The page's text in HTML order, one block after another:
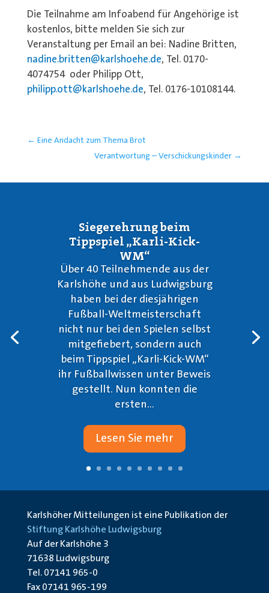
Die Teilnahme am Infoabend für Angehörige ist
kostenlos, bitte melden Sie sich zur
Veranstaltung per Email an bei: Nadine Britten,
nadine.britten@karlshoehe.de, Tel. 0170-
4074754 oder Philipp Ott,
philipp.ott@karlshoehe.de, Tel. 0176-10108144.
← Eine Andacht zum Thema Brot
Verantwortung – Verschickungskinder →
Siegerehrung beim
Tippspiel „Karli-Kick-
WM“
Über 40 Teilnehmende aus der
Karlshöhe und aus Ludwigsburg
haben bei der diesjährigen
Fußball-Weltmeisterschaft
nicht nur bei den Spielen selbst
mitgefiebert, sondern auch
beim Tippspiel „Karli-Kick-WM“
ihr Fußballwissen unter Beweis
gestellt. Nun konnten die
ersten...
Lesen Sie mehr
Karlshöher Mitteilungen ist eine Publikation der
Stiftung Karlshöhe Ludwigsburg
Auf der Karlshöhe 3
71638 Ludwigsburg
Tel. 07141 965-0
Fax 07141 965-199